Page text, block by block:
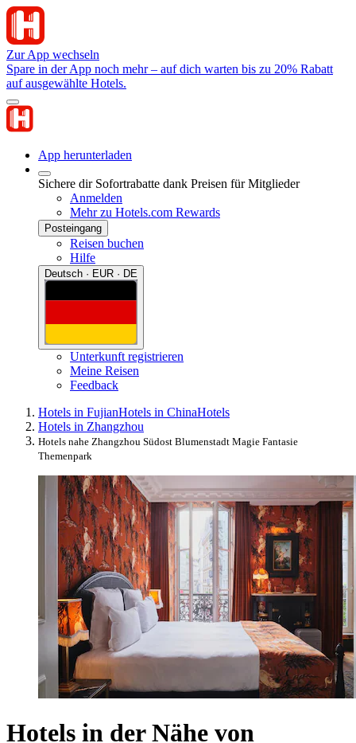
Zur App wechseln
Spare in der App noch mehr – auf dich warten bis zu 20% Rabatt
auf ausgewählte Hotels.
App herunterladen
Sichere dir Sofortrabatte dank Preisen für Mitglieder
Anmelden
Mehr zu Hotels.com Rewards
Posteingang
Reisen buchen
Hilfe
Deutsch · EUR · DE
Unterkunft registrieren
Meine Reisen
Feedback
Hotels in FujianHotels in ChinaHotels
Hotels in Zhangzhou
Hotels nahe Zhangzhou Südost Blumenstadt Magie Fantasie
Themenpark
Hotels in der Nähe von